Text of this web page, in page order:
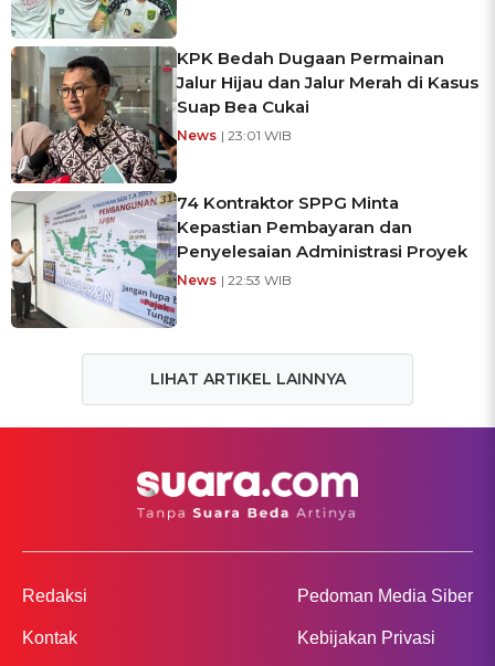
KPK Bedah Dugaan Permainan
Jalur Hijau dan Jalur Merah di Kasus
Suap Bea Cukai
News | 23:01 WIB
74 Kontraktor SPPG Minta
Kepastian Pembayaran dan
Penyelesaian Administrasi Proyek
News | 22:53 WIB
LIHAT ARTIKEL LAINNYA
Redaksi
Kontak
Pedoman Media Siber
Kebijakan Privasi